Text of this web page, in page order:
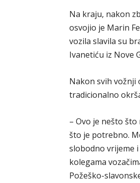
Na kraju, nakon
osvojio je Marin
vozila slavila su
Ivanetiću iz Nove
Nakon svih vožnji
tradicionalno
– Ovo je nešto
što je potrebno.
slobodno vrijeme
kolegama
Požeško-